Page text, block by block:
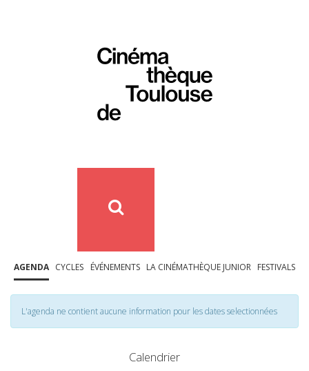
AGENDA CYCLES ÉVÉNEMENTS LA CINÉMATHÈQUE JUNIOR FESTIVALS
L'agenda ne contient aucune information pour les dates selectionnées
Calendrier